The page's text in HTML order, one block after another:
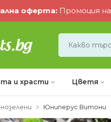
оферта: Промоция
и храсти Цветя
Юниперус Витони